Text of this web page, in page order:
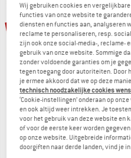
-15%
NALGENE
Cuboid Wide Neck Bottle
€ 13,95€ 11,86
Wij gebruiken cookies en
functies van onze website te
diensten en functies aan, analyseren
reclame te personaliseren, resp.
zijn ook onze social-media-, reclame-
gebruik van onze website. Sommige
zonder voldoende garanties om je
tegen toegang door autoriteiten. Door
je ermee akkoord dat we op deze
technisch noodzakelijke cookies
‘Cookie-instellingen’ onderaan op
en ook altijd weer intrekken. Je
voor het gebruik van deze website en
of voor de eerste keer worden
op onze website. Uitgebreide
doorgiften naar derde landen, vind je